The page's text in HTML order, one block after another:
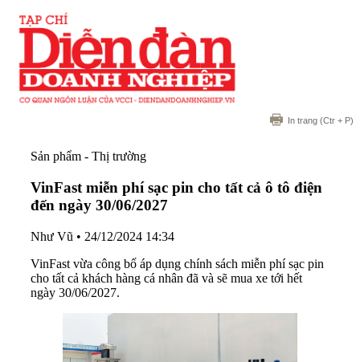
In trang (Ctr + P)
Sản phẩm - Thị trường
VinFast miễn phí sạc pin cho tất cả ô tô điện
đến ngày 30/06/2027
Như Vũ • 24/12/2024 14:34
VinFast vừa công bố áp dụng chính sách miễn phí sạc pin
cho tất cả khách hàng cá nhân đã và sẽ mua xe tới hết
ngày 30/06/2027.